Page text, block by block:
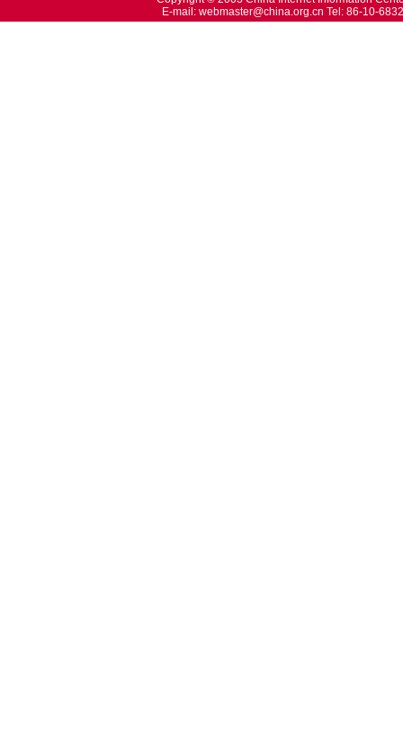
E-mail: webmaster@china.org.cn Tel: 86-10-